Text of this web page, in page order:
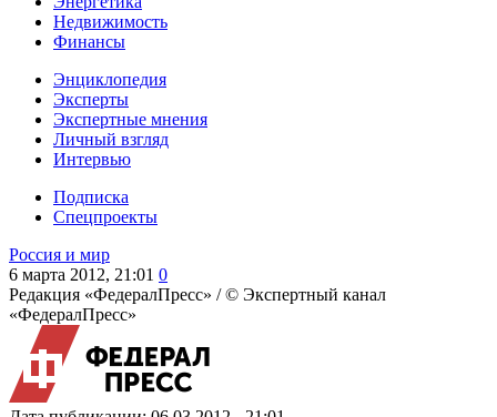
Недвижимость
Финансы
Энциклопедия
Эксперты
Экспертные мнения
Личный взгляд
Интервью
Подписка
Спецпроекты
Россия и мир
6 марта 2012, 21:01 0
Редакция «ФедералПресс» /© Экспертный канал
«ФедералПресс»